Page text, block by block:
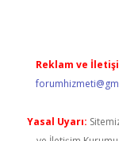
Reklam ve
Yasal Uyarı: